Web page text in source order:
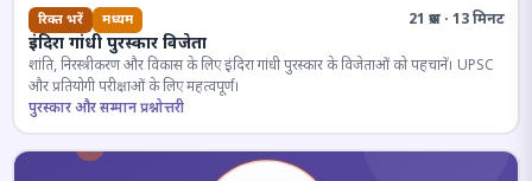
रिक्त भरें मध्यम 21 प्रश्न · 13 मिनट
इंदिरा गांधी पुरस्कार विजेता
शांति, निरस्त्रीकरण और विकास के लिए इंदिरा गांधी पुरस्कार के विजेताओं को पहचानें। UPSC
और प्रतियोगी परीक्षाओं के लिए महत्वपूर्ण।
पुरस्कार और सम्मान प्रश्नोत्तरी